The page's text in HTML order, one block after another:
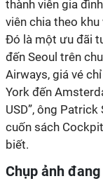
thành viên gia
viên chia theo
Đó là một ưu đãi
đến Seoul trên
Airways, giá vé
York đến
USD”, ông
cuốn sách
biết.
Chụp ảnh